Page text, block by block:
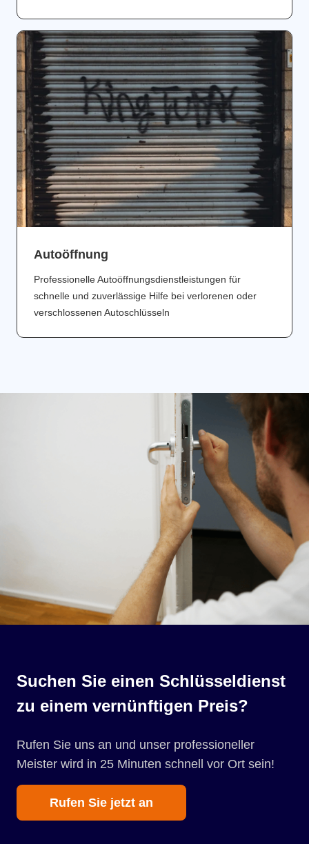
Аutoöffnung
Professionelle Autoöffnungsdienstleistungen für
schnelle und zuverlässige Hilfe bei verlorenen oder
verschlossenen Autoschlüsseln
Suchen Sie einen Schlüsseldienst
zu einem vernünftigen Preis?
Rufen Sie uns an und unser professioneller
Meister wird in 25 Minuten schnell vor Ort sein!
Rufen Sie jetzt an